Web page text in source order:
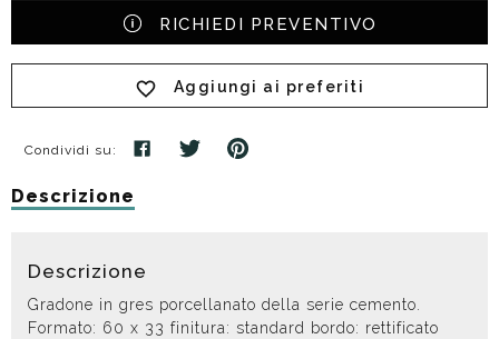
RICHIEDI PREVENTIVO
Aggiungi ai preferiti
Condividi su:
Descrizione
Descrizione
Gradone in gres porcellanato della serie cemento.
Formato: 60 x 33 finitura: standard bordo: rettificato